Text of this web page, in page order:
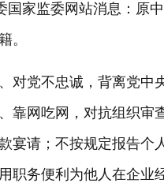
国家监委网站消息：原
。
对党不忠诚，背离党
靠网吃网，对抗组织
宴请；不按规定报告
职务便利为他人在企业